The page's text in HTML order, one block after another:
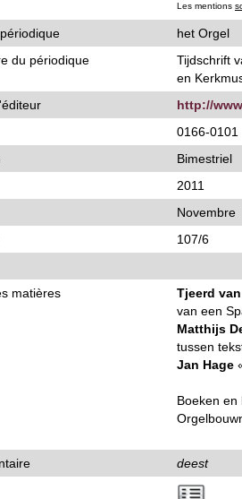
Les mentions
het Orgel
du périodique
Tijdschrift
en
http://
0166-0101
Bimestriel
2011
Novembre
107/6
matières Tjeerd
van een
Matthijs
tussen
Jan Hage
Boeken en
deest